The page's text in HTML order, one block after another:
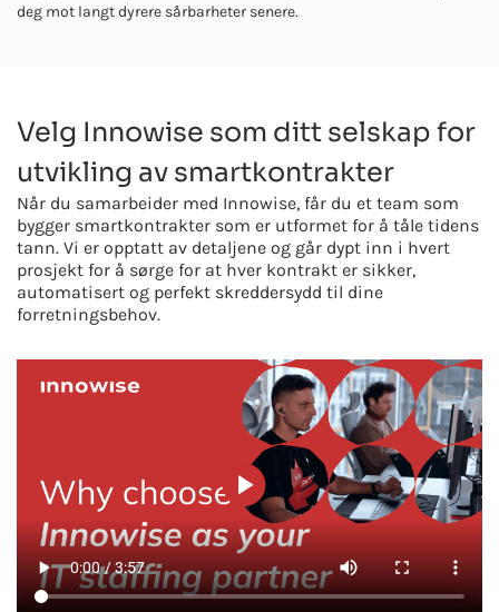
deg mot langt dyrere sårbarheter senere.
Velg Innowise som ditt selskap for
utvikling av smartkontrakter
Når du samarbeider med Innowise, får du et team som
bygger smartkontrakter som er utformet for å tåle tidens
tann. Vi er opptatt av detaljene og går dypt inn i hvert
prosjekt for å sørge for at hver kontrakt er sikker,
automatisert og perfekt skreddersydd til dine
forretningsbehov.